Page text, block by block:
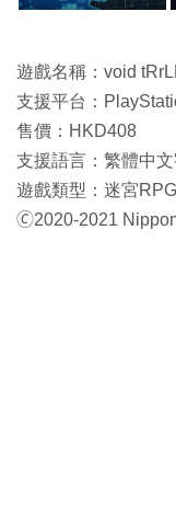
遊戲名稱：void
支援平台：
售價：HKD408
支援語言：繁體中
遊戲類型：迷宮RPG
🄫2020-2021